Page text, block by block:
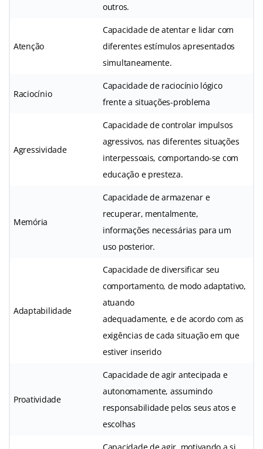
outros.
Atenção
Capacidade de atentar e lidar com
diferentes estímulos apresentados
simultaneamente.
Raciocínio
Capacidade de raciocínio lógico
frente a situações-problema
Agressividade
Capacidade de controlar impulsos
agressivos, nas diferentes situações
interpessoais, comportando-se com
educação e presteza.
Memória
Capacidade de armazenar e
recuperar, mentalmente,
informações necessárias para um
uso posterior.
Adaptabilidade
Capacidade de diversificar seu
comportamento, de modo adaptativo,
atuando
adequadamente, e de acordo com as
exigências de cada situação em que
estiver inserido
Proatividade
Capacidade de agir antecipada e
autonomamente, assumindo
responsabilidade pelos seus atos e
escolhas